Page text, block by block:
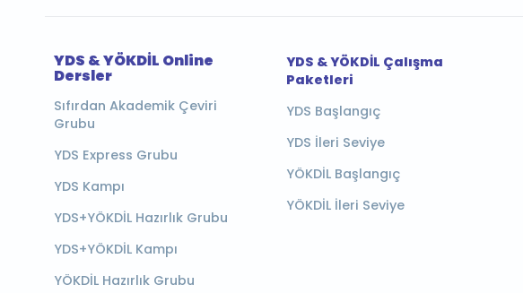
YDS & YÖKDİL Online
Dersler
Sıfırdan Akademik Çeviri
Grubu
YDS Express Grubu
YDS Kampı
YDS+YÖKDİL Hazırlık Grubu
YDS+YÖKDİL Kampı
YÖKDİL Hazırlık Grubu
YDS & YÖKDİL Çalışma
Paketleri
YDS Başlangıç
YDS İleri Seviye
YÖKDİL Başlangıç
YÖKDİL İleri Seviye